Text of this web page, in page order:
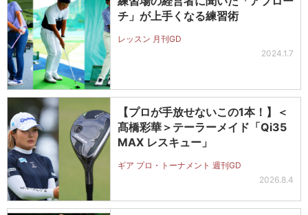
チ」が上手くなる練習術
レッスン 月刊GD
2024.1.7
【プロが手放せないこの1本！】＜
髙橋彩華＞テーラーメイド「Qi35
MAX レスキュー」
ギア プロ・トーナメント 週刊GD
2026.8.4